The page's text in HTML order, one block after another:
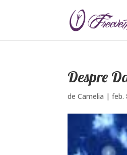
Despre
deCamelia |feb.